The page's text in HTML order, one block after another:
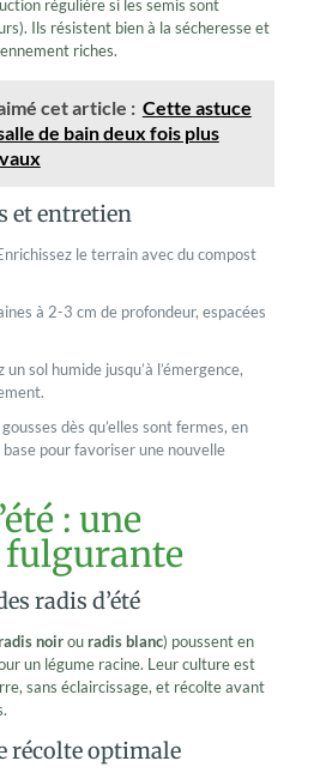
régulière si les semis sont
Ils résistent bien à la sécheresse et
riches.
cet article : Cette astuce
de bain deux fois plus
et entretien
le terrain avec du compost
à 2-3 cm de profondeur, espacées
sol humide jusqu’à l’émergence,
dès qu’elles sont fermes, en
pour favoriser une nouvelle
: une
fulgurante
radis d’été
noirouradis blanc) poussent en
un légume racine. Leur culture est
sans éclaircissage, et récolte avant
récolte optimale